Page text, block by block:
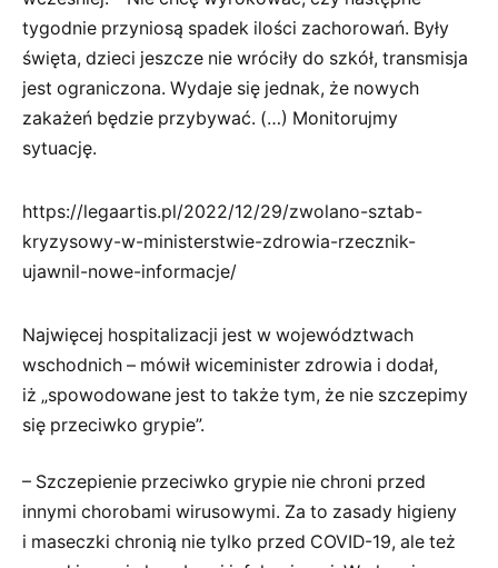
tygodnie przyniosą spadek ilości zachorowań. Były
święta, dzieci jeszcze nie wróciły do szkół, transmisja
jest ograniczona. Wydaje się jednak, że nowych
zakażeń będzie przybywać. (…) Monitorujmy
sytuację.
https://legaartis.pl/2022/12/29/zwolano-sztab-
kryzysowy-w-ministerstwie-zdrowia-rzecznik-
ujawnil-nowe-informacje/
Najwięcej hospitalizacji jest w województwach
wschodnich – mówił wiceminister zdrowia i dodał,
iż „spowodowane jest to także tym, że nie szczepimy
się przeciwko grypie”.
– Szczepienie przeciwko grypie nie chroni przed
innymi chorobami wirusowymi. Za to zasady higieny
i maseczki chronią nie tylko przed COVID-19, ale też